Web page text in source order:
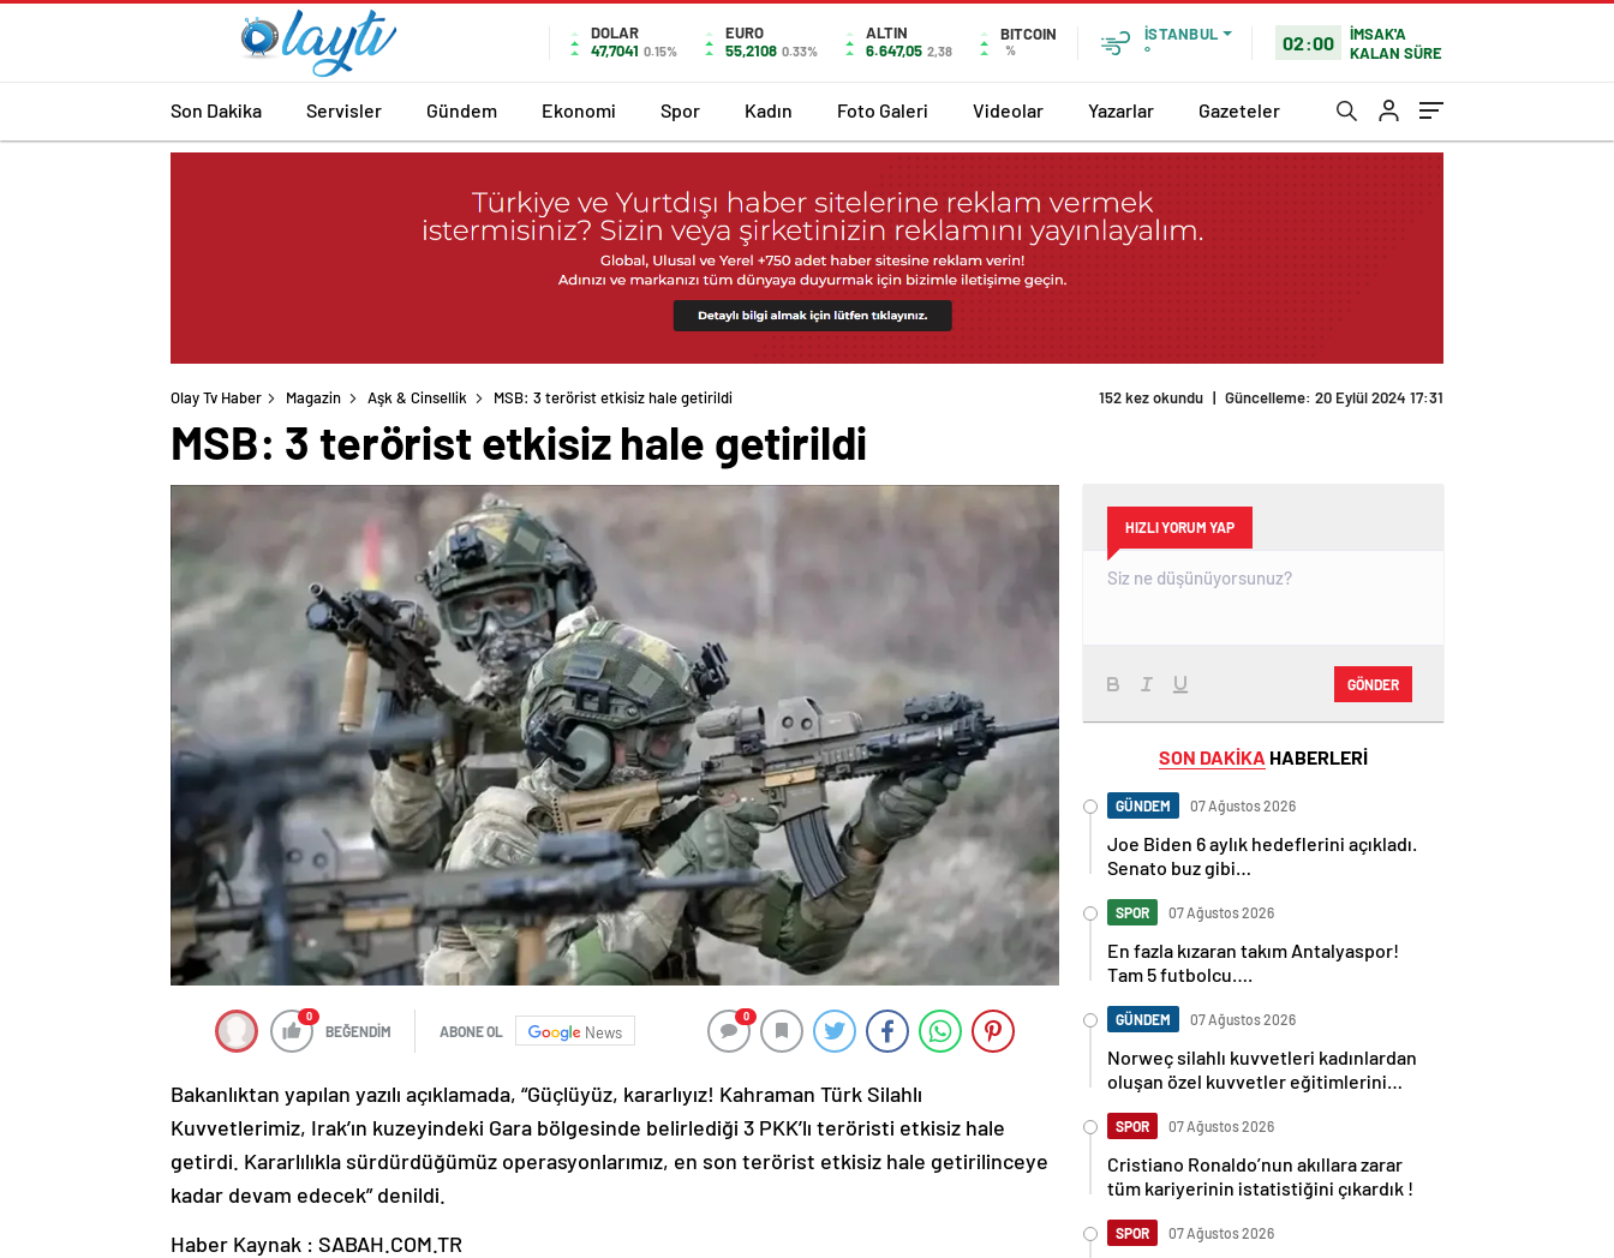
DOLAR
47,7041 0.15%
EURO
55,2108 0.33%
ALTIN
6.647,05 2,38
BITCOIN
%
İSTANBUL
°
02:00
İMSAK'A
KALAN SÜRE
Son Dakika Servisler Gündem Ekonomi Spor Kadın Foto Galeri Videolar Yazarlar Gazeteler
Olay Tv Haber Magazin Aşk & Cinsellik MSB: 3 terörist etkisiz hale getirildi 152 kez okundu | Güncelleme: 20 Eylül 2024 17:31
MSB: 3 terörist etkisiz hale getirildi
0
BEĞENDİM ABONE OL News
0
Bakanlıktan yapılan yazılı açıklamada, “Güçlüyüz, kararlıyız! Kahraman Türk Silahlı
Kuvvetlerimiz, Irak’ın kuzeyindeki Gara bölgesinde belirlediği 3 PKK’lı teröristi etkisiz hale
getirdi. Kararlılıkla sürdürdüğümüz operasyonlarımız, en son terörist etkisiz hale getirilinceye
kadar devam edecek” denildi.
Haber Kaynak : SABAH.COM.TR
HIZLI YORUM YAP
GÖNDER
SON DAKİKA HABERLERİ
GÜNDEM 07 Ağustos 2026
Joe Biden 6 aylık hedeflerini açıkladı.
Senato buz gibi…
SPOR 07 Ağustos 2026
En fazla kızaran takım Antalyaspor!
Tam 5 futbolcu….
GÜNDEM 07 Ağustos 2026
Norweç silahlı kuvvetleri kadınlardan
oluşan özel kuvvetler eğitimlerini
SPOR 07 Ağustos 2026
Cristiano Ronaldo’nun akıllara zarar
tüm kariyerinin istatistiğini çıkardık !
SPOR 07 Ağustos 2026